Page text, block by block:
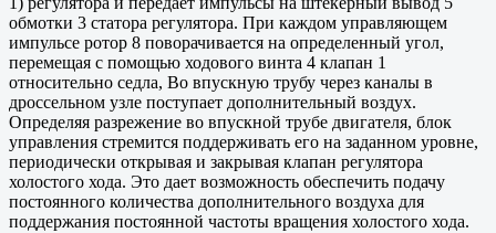
обмотки 3 статора регулятора. При каждом управляющем
импульсе ротор 8 поворачивается на определенный угол,
перемещая с помощью ходового винта 4 клапан 1
относительно седла, Во впускную трубу через каналы в
дроссельном узле поступает дополнительный воздух.
Определяя разрежение во впускной трубе двигателя, блок
управления стремится поддерживать его на заданном уровне,
периодически открывая и закрывая клапан регулятора
холостого хода. Это дает возможность обеспечить подачу
постоянного количества дополнительного воздуха для
поддержания постоянной частоты вращения холостого хода.